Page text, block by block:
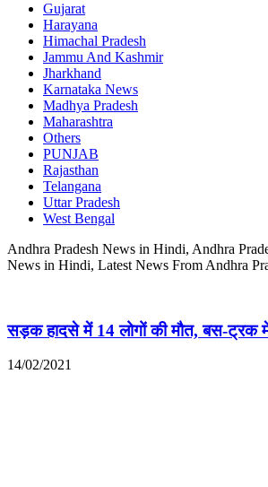
Gujarat
Harayana
Himachal Pradesh
Jammu And Kashmir
Jharkhand
Karnataka News
Madhya Pradesh
Maharashtra
Others
PUNJAB
Rajasthan
Telangana
Uttar Pradesh
West Bengal
Andhra Pradesh News in Hindi, Andhra
News in Hindi, Latest News From Andhra
सड़क हादसे में 14 लोगों की मौत, बस-ट्रक
14/02/2021